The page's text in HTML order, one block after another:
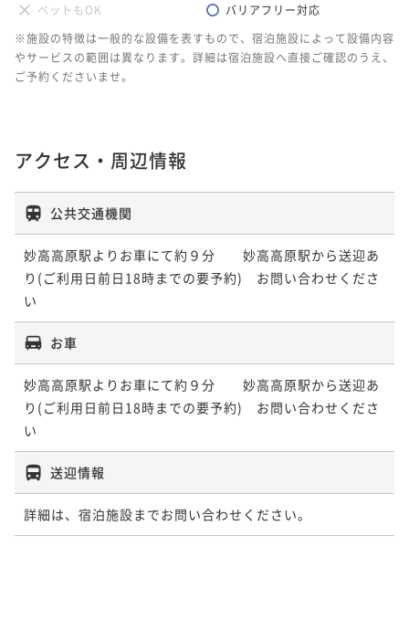
ペットもOK
バリアフリー対応
※施設の特徴は一般的な設備を表すもので、宿泊施設によって設備内容
やサービスの範囲は異なります。詳細は宿泊施設へ直接ご確認のうえ、
ご予約くださいませ。
アクセス・周辺情報
公共交通機関
妙高高原駅よりお車にて約９分　　妙高高原駅から送迎あ
り(ご利用日前日18時までの要予約)　お問い合わせくださ
い
お車
妙高高原駅よりお車にて約９分　　妙高高原駅から送迎あ
り(ご利用日前日18時までの要予約)　お問い合わせくださ
い
送迎情報
詳細は、宿泊施設までお問い合わせください。